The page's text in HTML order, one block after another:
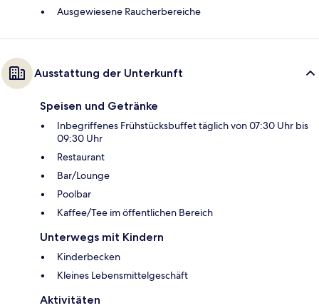
Ausgewiesene Raucherbereiche
Ausstattung der Unterkunft
Speisen und Getränke
Inbegriffenes Frühstücksbuffet täglich von 07:30 Uhr bis
09:30 Uhr
Restaurant
Bar/Lounge
Poolbar
Kaffee/Tee im öffentlichen Bereich
Unterwegs mit Kindern
Kinderbecken
Kleines Lebensmittelgeschäft
Aktivitäten